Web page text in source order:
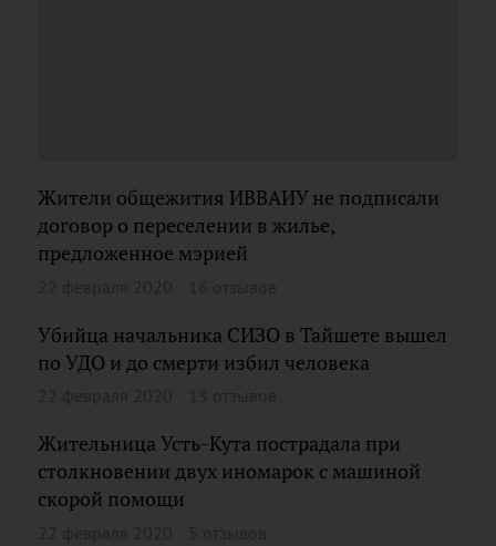
Жители общежития ИВВАИУ не подписали
договор о переселении в жилье,
предложенное мэрией
Убийца начальника СИЗО в Тайшете вышел
по УДО и до смерти избил человека
Жительница Усть-Кута пострадала при
столкновении двух иномарок с машиной
скорой помощи